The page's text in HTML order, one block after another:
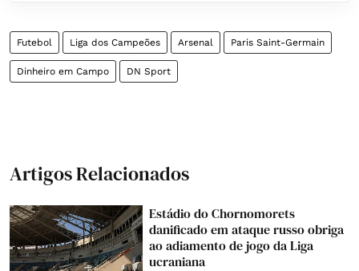
Futebol Liga dos Campeões Arsenal Paris Saint-Germain
Dinheiro em Campo DN Sport
Artigos Relacionados
Estádio do Chornomorets
danificado em ataque russo obriga
ao adiamento de jogo da Liga
ucraniana